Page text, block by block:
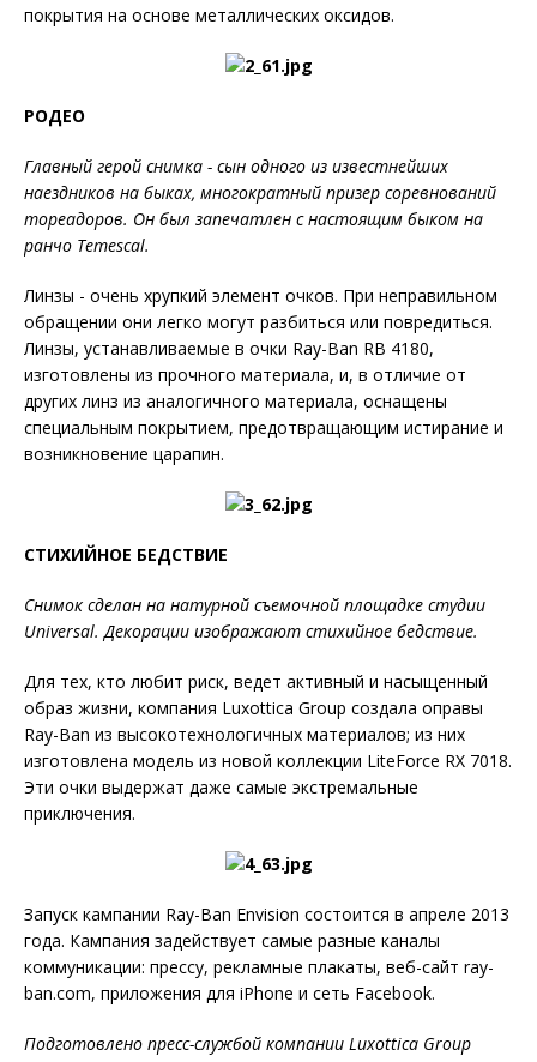
покрытия на основе металлических оксидов.
РОДЕО
Главный герой снимка - сын одного из известнейших
наездников на быках, многократный призер соревнований
тореадоров. Он был запечатлен с настоящим быком на
ранчо Temescal.
Линзы - очень хрупкий элемент очков. При неправильном
обращении они легко могут разбиться или повредиться.
Линзы, устанавливаемые в очки Ray-Ban RB 4180,
изготовлены из прочного материала, и, в отличие от
других линз из аналогичного материала, оснащены
специальным покрытием, предотвращающим истирание и
возникновение царапин.
СТИХИЙНОЕ БЕДСТВИЕ
Снимок сделан на натурной съемочной площадке студии
Universal. Декорации изображают стихийное бедствие.
Для тех, кто любит риск, ведет активный и насыщенный
образ жизни, компания Luxottica Group создала оправы
Ray-Ban из высокотехнологичных материалов; из них
изготовлена модель из новой коллекции LiteForce RX 7018.
Эти очки выдержат даже самые экстремальные
приключения.
Запуск кампании Ray-Ban Envision состоится в апреле 2013
года. Кампания задействует самые разные каналы
коммуникации: прессу, рекламные плакаты, веб-сайт ray-
ban.com, приложения для iPhone и сеть Facebook.
Подготовлено пресс-службой компании Luxottica Group